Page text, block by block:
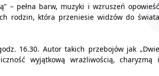
– pełna barw, muzyki i wzruszeń opowieść
rodzin, która przeniesie widzów do świata
16.30. Autor takich przebojów jak „Dwie
wyjątkową wrażliwością, charyzmą i